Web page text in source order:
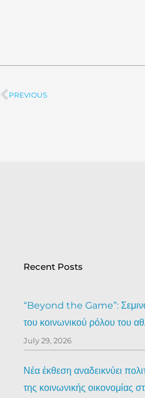
Prev
PREVIOUS
Recent Posts
“Beyond the Game”:
του κοινωνικού ρόλου του
July 29, 2026
Νέα έκθεση αναδεικνύει
της κοινωνικής οικονομίας